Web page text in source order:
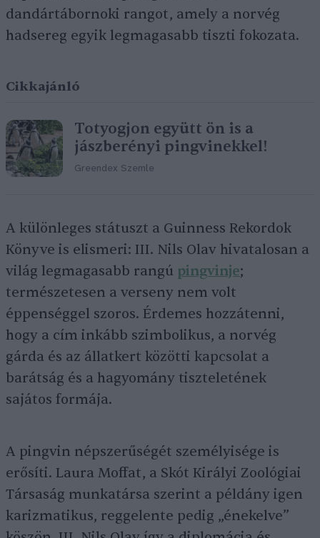
dandártábornoki rangot, amely a norvég
hadsereg egyik legmagasabb tiszti fokozata.
Cikkajánló
Totyogjon együtt ön is a
jászberényi pingvinekkel!
Greendex Szemle
A különleges státuszt a Guinness Rekordok
Könyve is elismeri: III. Nils Olav hivatalosan a
világ legmagasabb rangú pingvinje;
természetesen a verseny nem volt
éppenséggel szoros. Érdemes hozzátenni,
hogy a cím inkább szimbolikus, a norvég
gárda és az állatkert közötti kapcsolat a
barátság és a hagyomány tiszteletének
sajátos formája.
A pingvin népszerűségét személyisége is
erősíti. Laura Moffat, a Skót Királyi Zoológiai
Társaság munkatársa szerint a példány igen
karizmatikus, reggelente pedig „énekelve”